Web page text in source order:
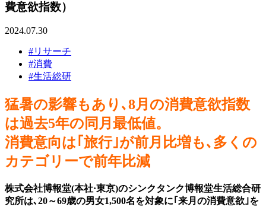
費意欲指数）
2024.07.30
#リサーチ
#消費
#生活総研
猛暑の影響もあり､8月の消費意欲指数
は過去5年の同月最低値。
消費意向は｢旅行｣が前月比増も､多くの
カテゴリーで前年比減
株式会社博報堂(本社·東京)のシンクタンク博報堂生活総合研
究所は､20～69歳の男女1,500名を対象に｢来月の消費意欲｣を